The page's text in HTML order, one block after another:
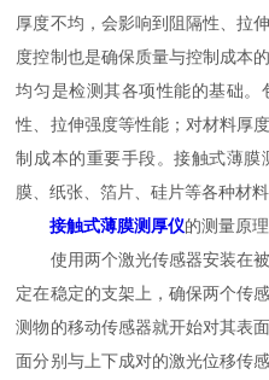
厚度不均，会影响到阻隔性、拉
度控制也是确保质量与控制成本
均匀是检测其各项性能的基础
性、拉伸强度等性能；对材料厚
制成本的重要手段。接触式薄
膜、纸张、箔片、硅片等各种材
接触式薄膜测厚仪的测量原理
使用两个激光传感器安装在被
定在稳定的支架上，确保两个传
测物的移动传感器就开始对其表
面分别与上下成对的激光位移传